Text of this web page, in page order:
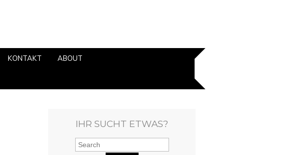
KONTAKT ABOUT
IHR SUCHT ETWAS?